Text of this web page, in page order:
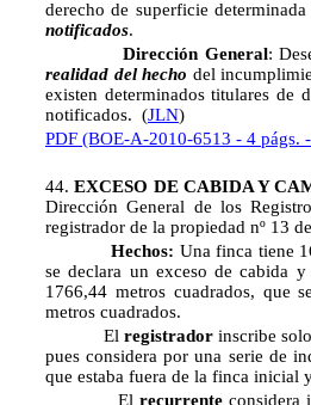
derecho de superficie
notificados.
Dirección General:
realidad del hecho del
existen determinados titulares de
notificados. (JLN)
PDF (BOE-A-2010-6513 - 4 págs.
44.EXCESO DE CABIDA Y
Dirección General de los
registrador de la propiedad nº 13
Hechos: Una finca tiene
se declara un exceso de cabida
1766,44 metros cuadrados, que
metros cuadrados.
El registradorinscribe solo
pues considera por una serie de
que estaba fuera de la finca inicial
El recurrenteconsidera